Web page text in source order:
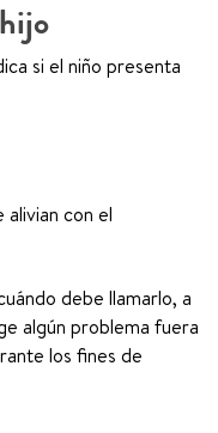
si el niño presenta
con el
debe llamarlo, a
algún problema fuera
los fines de